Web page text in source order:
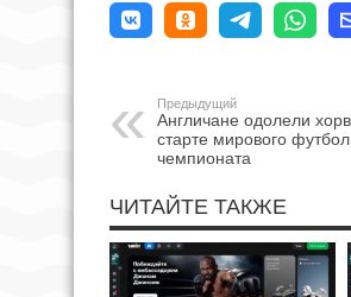
Предыдущий
Англичане одолели
старте мирового
чемпионата
ЧИТАЙТЕ ТАКЖЕ